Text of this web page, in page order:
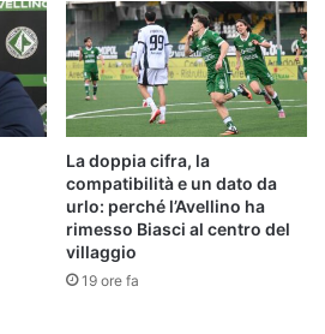
La doppia cifra, la
compatibilità e un dato da
urlo: perché l’Avellino ha
rimesso Biasci al centro del
villaggio
19 ore fa